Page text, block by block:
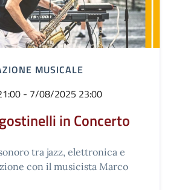
MUSICALE
- 7/08/2025 23:00
in Concerto
tra jazz, elettronica e
con il musicista Marco